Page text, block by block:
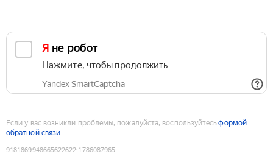
Я не робот
Нажмите, чтобы продолжить
Yandex SmartCaptcha
Если у вас возникли проблемы, пожалуйста, воспользуйтесьформой
обратной связи
9181869948665622622:1786087965